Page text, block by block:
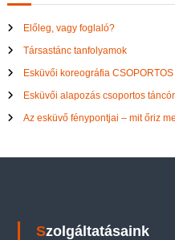
Előleg, vagy foglaló?
Társastánc tanfolyamok
Esküvői koreográfia
Esküvői alapozás csoportos
Az esküvő fénypontjai – mit őriz
Szolgáltatásaink